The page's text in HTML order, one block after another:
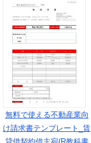
無料で使える不動産業向
け請求書テンプレート_賃